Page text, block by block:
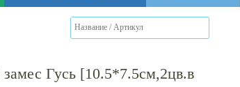
Гусь [10.5*7.5см,2цв.в